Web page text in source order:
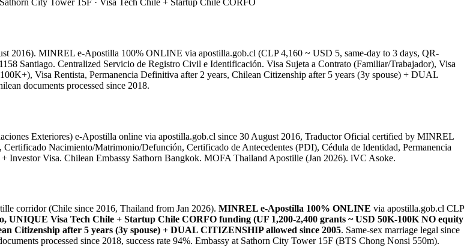
City Tower 15F · Visa Tech Chile + Startup Chile CORFO
2016). MINREL e-Apostilla 100% ONLINE via apostilla.gob.cl (CLP 4,160 ~ USD 5, same-day to 3 days, QR-
Santiago. Centralized Servicio de Registro Civil e Identificación. Visa Sujeta a Contrato (Familiar/Trabajador), Visa
Visa Rentista, Permanencia Definitiva after 2 years, Chilean Citizenship after 5 years (3y spouse) + DUAL
documents processed since 2018.
Exteriores) e-Apostilla online via apostilla.gob.cl since 30 August 2016, Traductor Oficial certified by MINREL
Nacimiento/Matrimonio/Defunción, Certificado de Antecedentes (PDI), Cédula de Identidad, Permanencia
Investor Visa. Chilean Embassy Sathorn Bangkok. MOFA Thailand Apostille (Jan 2026). iVC Asoke.
corridor (Chile since 2016, Thailand from Jan 2026). MINREL e-Apostilla 100% ONLINE via apostilla.gob.cl CLP
UNIQUE Visa Tech Chile + Startup Chile CORFO funding (UF 1,200-2,400 grants ~ USD 50K-100K NO equity
Citizenship after 5 years (3y spouse) + DUAL CITIZENSHIP allowed since 2005. Same-sex marriage legal since
processed since 2018, success rate 94%. Embassy at Sathorn City Tower 15F (BTS Chong Nonsi 550m).